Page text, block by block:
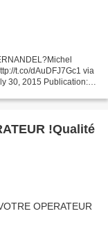
t.co/dAuDFJ7Gc1 via
30, 2015 Publication:
!Qualité